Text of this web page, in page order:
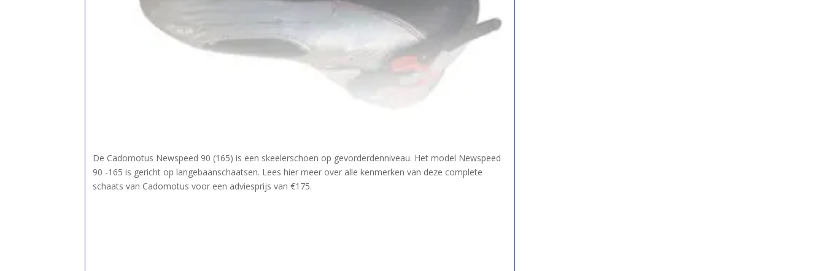
De Cadomotus Newspeed 90 (165) is een skeelerschoen op gevorderdenniveau. Het model Newspeed
90 -165 is gericht op langebaanschaatsen. Lees hier meer over alle kenmerken van deze complete
schaats van Cadomotus voor een adviesprijs van €175.